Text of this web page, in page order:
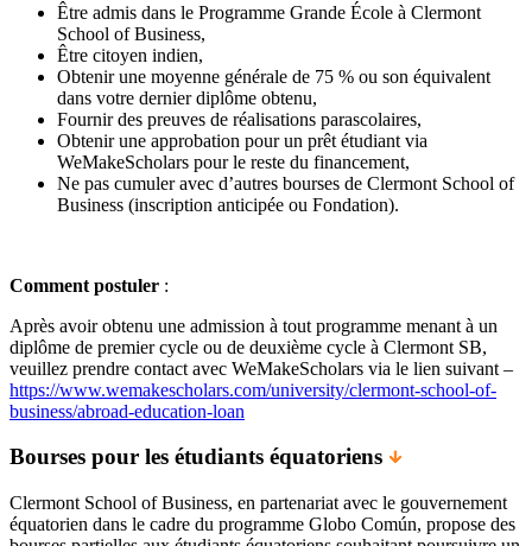
Être admis dans le Programme Grande École à Clermont
School of Business,
Être citoyen indien,
Obtenir une moyenne générale de 75 % ou son équivalent
dans votre dernier diplôme obtenu,
Fournir des preuves de réalisations parascolaires,
Obtenir une approbation pour un prêt étudiant via
WeMakeScholars pour le reste du financement,
Ne pas cumuler avec d’autres bourses de Clermont School of
Business (inscription anticipée ou Fondation).
Comment postuler :
Après avoir obtenu une admission à tout programme menant à un
diplôme de premier cycle ou de deuxième cycle à Clermont SB,
veuillez prendre contact avec WeMakeScholars via le lien suivant –
https://www.wemakescholars.com/university/clermont-school-of-
business/abroad-education-loan
Bourses pour les étudiants équatoriens
Clermont School of Business, en partenariat avec le gouvernement
équatorien dans le cadre du programme Globo Común, propose des